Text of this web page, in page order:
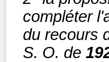
compléter
du recours
S. O. de